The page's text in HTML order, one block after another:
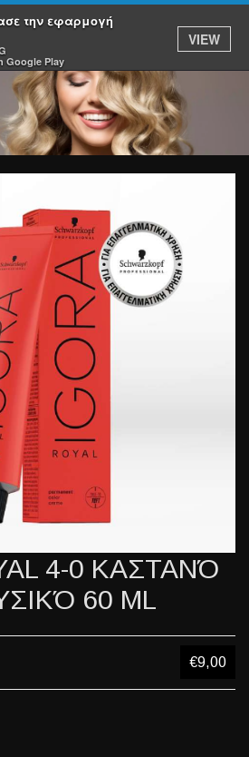
την εφαρμογή
Google Play
VIEW
4-0 ΚΑΣΤΑΝΌ
60 ML
€9,00